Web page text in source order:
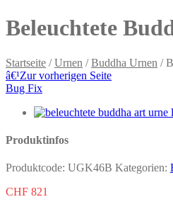
Beleuchtete
Startseite /Urnen /Buddha Urnen /
â€¹Zur vorherigen Seite
Bug Fix
Produktinfos
Produktcode: UGK46B Kategorien:
CHF 821